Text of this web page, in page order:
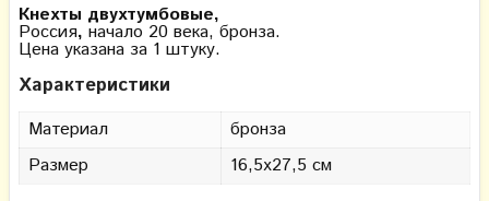
Кнехты двухтумбовые,
Россия, начало 20 века, бронза.
Цена указана за 1 штуку.
Характеристики
Материал
бронза
Размер
16,5х27,5 см